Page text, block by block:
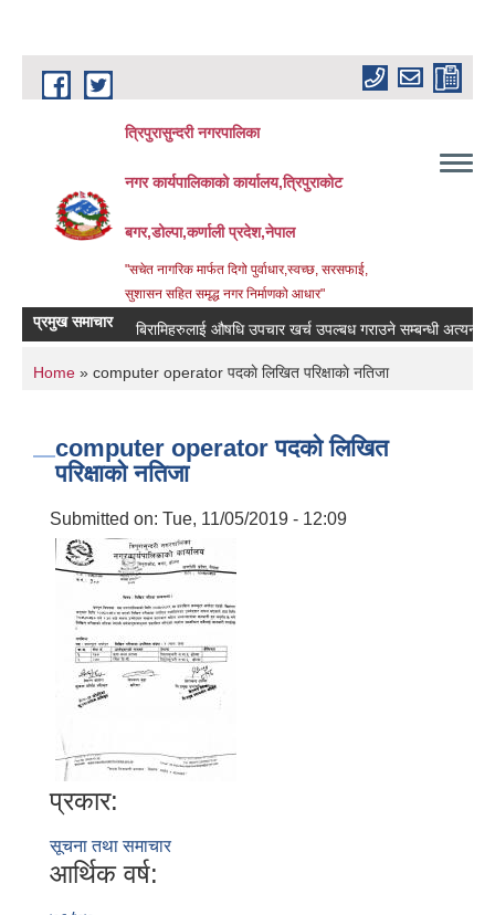
Skip to main content
त्रिपुरासुन्दरी नगरपालिका
नगर कार्यपालिकाको कार्यालय,त्रिपुराकोट
बगर,डोल्पा,कर्णाली प्रदेश,नेपाल
"सचेत नागरिक मार्फत दिगो पुर्वाधार,स्वच्छ, सरसफाई,
सुशासन सहित समृद्ध नगर निर्माणको आधार"
प्रमुख समाचारबिरामिहरुलाई ‍‌औषधि उपचार खर्च उपल्बध गराउने सम्बन्धी अत्यन्त जरुरी
You are here
Home » computer operator पदकाे लिखित परिक्षाकाे नतिजा
computer operator पदकाे लिखित
परिक्षाकाे नतिजा
Submitted on: Tue, 11/05/2019 - 12:09
प्रकार:
सूचना तथा समाचार
आर्थिक वर्ष: